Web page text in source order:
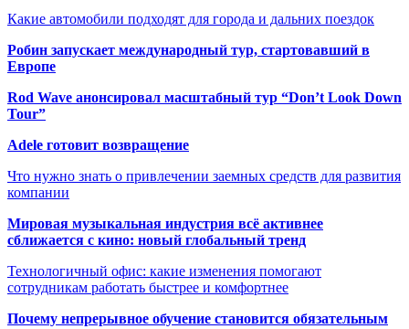
Какие автомобили подходят для города и дальних поездок
Робин запускает международный тур, стартовавший в
Европе
Rod Wave анонсировал масштабный тур “Don’t Look Down
Tour”
Adele готовит возвращение
Что нужно знать о привлечении заемных средств для развития
компании
Мировая музыкальная индустрия всё активнее
сближается с кино: новый глобальный тренд
Технологичный офис: какие изменения помогают
сотрудникам работать быстрее и комфортнее
Почему непрерывное обучение становится обязательным